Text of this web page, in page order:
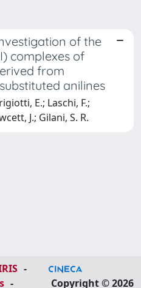
of the
complexes of
from
anilines
E.; Laschi, F.;
J.; Gilani, S. R.
-
- Copyright © 2026